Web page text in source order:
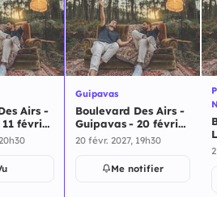
Airs -
février
Guipavas
Boulevard Des Airs -
Guipavas - 20 février
2027
20 févr. 2027, 19h30
Me notifier